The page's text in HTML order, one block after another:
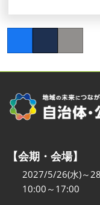
【会期・会場】
2027/5/26(水)～
10:00～17:00